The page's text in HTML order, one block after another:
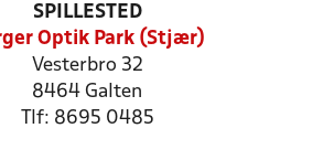
SPILLESTED
Optik Park (Stjær)
Vesterbro 32
8464 Galten
Tlf: 8695 0485